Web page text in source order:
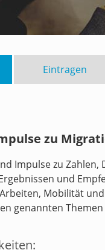
Eintragen
zu
Impulse zu
und
Mobilität
genannten Themen